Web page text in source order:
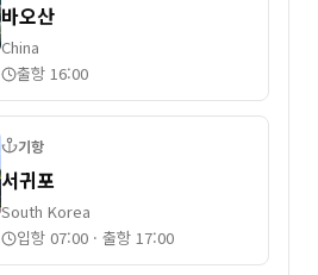
바오산
China
출항 16:00
기항
서귀포
South Korea
입항 07:00 · 출항 17:00